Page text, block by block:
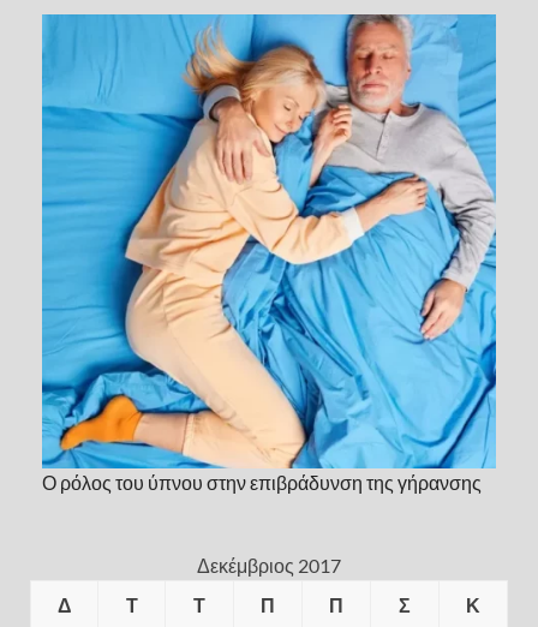
Ο ρόλος του ύπνου στην επιβράδυνση της γήρανσης
Δεκέμβριος 2017
Δ
Τ Τ Π Π Σ Κ